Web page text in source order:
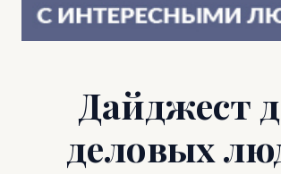
Дайджест
деловых